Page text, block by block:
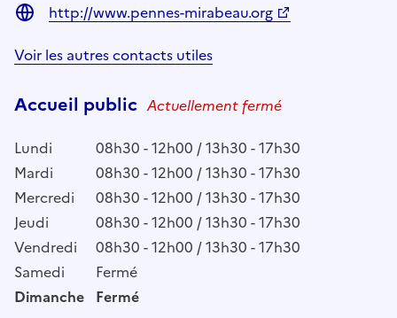
http://www.pennes-mirabeau.org
Voir les autres contacts utiles
Accueil public Actuellement fermé
Lundi
08h30 - 12h00 / 13h30 - 17h30
Mardi
08h30 - 12h00 / 13h30 - 17h30
Mercredi
08h30 - 12h00 / 13h30 - 17h30
Jeudi
08h30 - 12h00 / 13h30 - 17h30
Vendredi
08h30 - 12h00 / 13h30 - 17h30
Samedi
Fermé
Dimanche Fermé